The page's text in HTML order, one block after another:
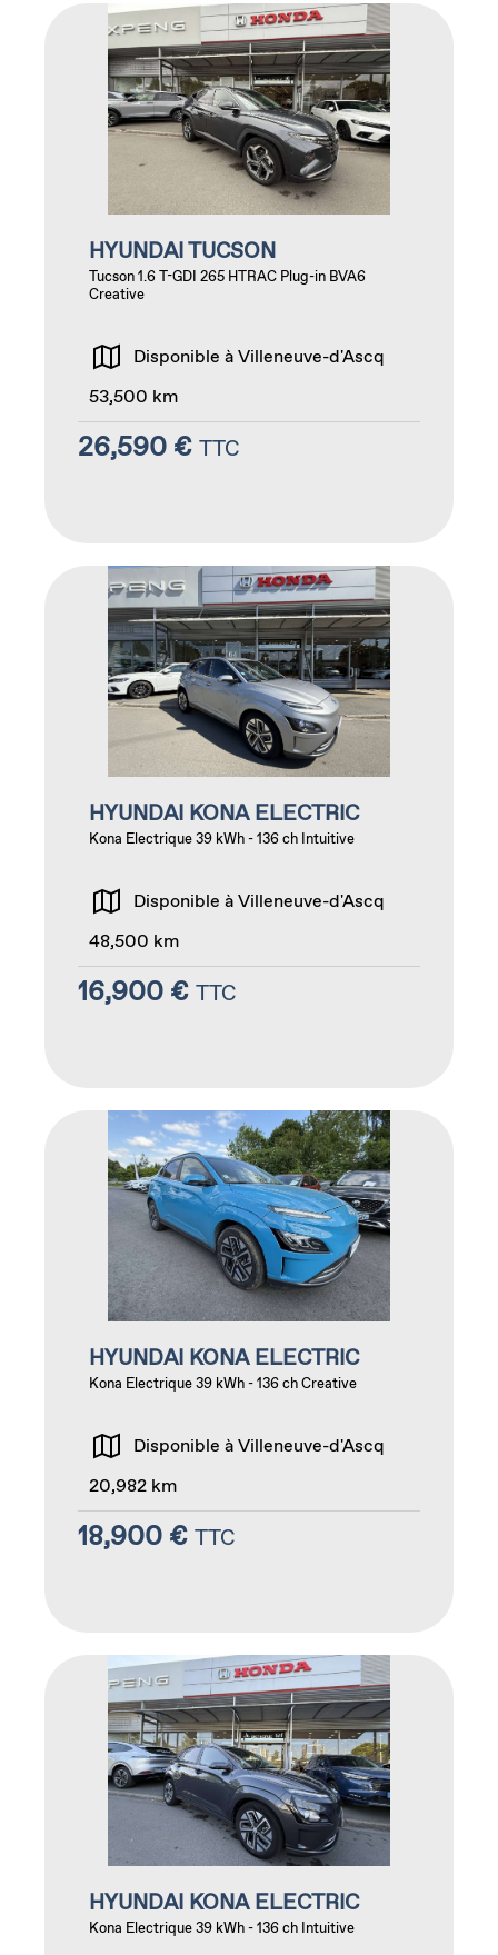
HYUNDAI TUCSON
Tucson 1.6 T-GDI 265 HTRAC Plug-in BVA6
Creative
Disponible à Villeneuve-d'Ascq
53,500 km
26,590 € TTC
HYUNDAI KONA ELECTRIC
Kona Electrique 39 kWh - 136 ch Intuitive
Disponible à Villeneuve-d'Ascq
48,500 km
16,900 € TTC
HYUNDAI KONA ELECTRIC
Kona Electrique 39 kWh - 136 ch Creative
Disponible à Villeneuve-d'Ascq
20,982 km
18,900 € TTC
HYUNDAI KONA ELECTRIC
Kona Electrique 39 kWh - 136 ch Intuitive